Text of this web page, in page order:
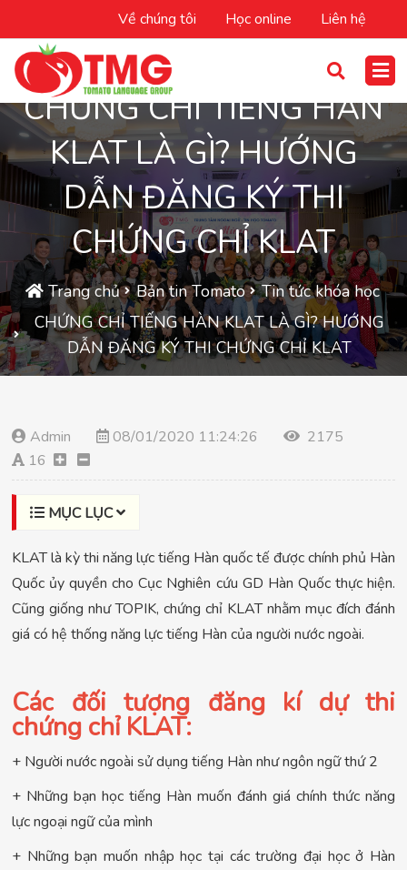
Về chúng tôi Học online Liên hệ
CHỨNG CHỈ TIẾNG HÀN
KLAT LÀ GÌ? HƯỚNG
DẪN ĐĂNG KÝ THI
CHỨNG CHỈ KLAT
Trang chủ Bản tin Tomato
Tin tức khóa học
CHỨNG CHỈ TIẾNG HÀN KLAT LÀ GÌ? HƯỚNG
DẪN ĐĂNG KÝ THI CHỨNG CHỈ KLAT
Admin 08/01/2020 11:24:26
2175
16
MỤC LỤC
KLAT là kỳ thi năng lực tiếng Hàn quốc tế được chính phủ Hàn
Quốc ủy quyền cho Cục Nghiên cứu GD Hàn Quốc thực hiện.
Cũng giống như TOPIK, chứng chỉ KLAT nhằm mục đích đánh
giá có hệ thống năng lực tiếng Hàn của người nước ngoài.
Các đối tượng đăng kí dự thi
chứng chỉ KLAT:
+ Người nước ngoài sử dụng tiếng Hàn như ngôn ngữ thứ 2
+ Những bạn học tiếng Hàn muốn đánh giá chính thức năng
lực ngoại ngữ của mình
+ Những bạn muốn nhập học tại các trường đại học ở Hàn